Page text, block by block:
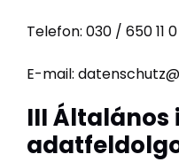
Telefon: 030 / 650 11 0
E-mail:
III